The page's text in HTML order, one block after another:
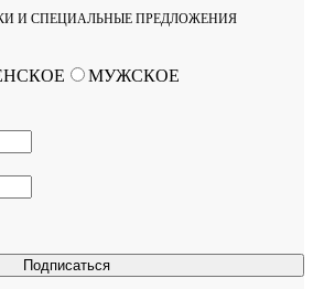
И СПЕЦИАЛЬНЫЕ ПРЕДЛОЖЕНИЯ
Подписаться
МУЖСКОЕ